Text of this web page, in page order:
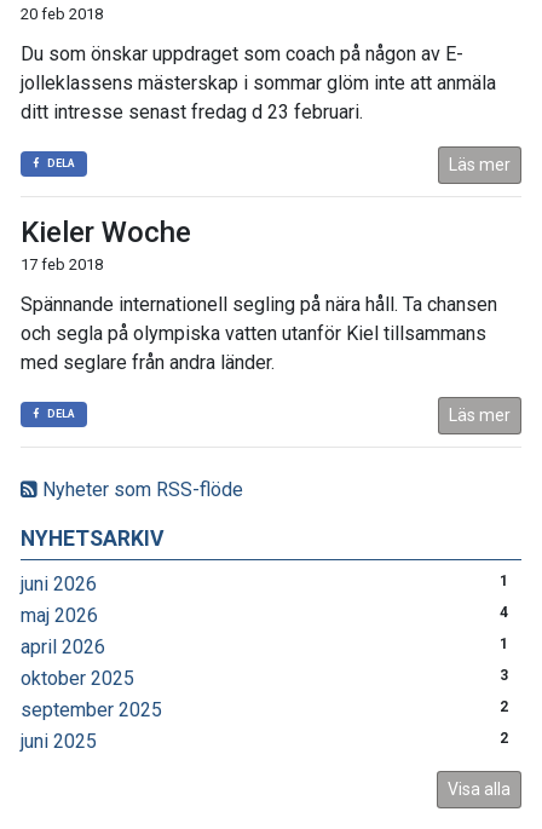
Nyheter som RSS-flöde
NYHETSARKIV
juni 2026 1
maj 2026 4
april 2026 1
oktober 2025 3
september 2025 2
juni 2025 2
Visa alla
20 feb 2018
Du som önskar uppdraget som coach på någon av E-
jolleklassens mästerskap i sommar glöm inte att anmäla
ditt intresse senast fredag d 23 februari.
DELA Läs mer
Kieler Woche
17 feb 2018
Spännande internationell segling på nära håll. Ta chansen
och segla på olympiska vatten utanför Kiel tillsammans
med seglare från andra länder.
DELA Läs mer